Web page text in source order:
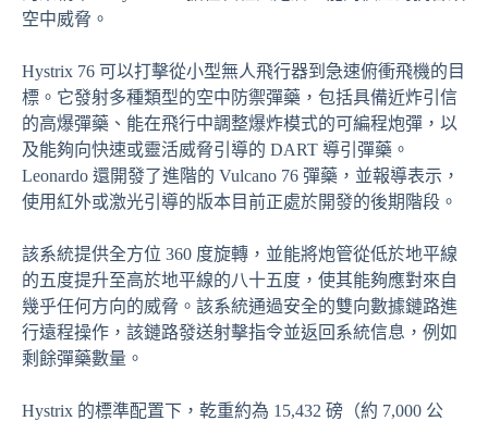
空中威脅。
Hystrix 76 可以打擊從小型無人飛行器到急速俯衝飛機的目
標。它發射多種類型的空中防禦彈藥，包括具備近炸引信
的高爆彈藥、能在飛行中調整爆炸模式的可編程炮彈，以
及能夠向快速或靈活威脅引導的 DART 導引彈藥。
Leonardo 還開發了進階的 Vulcano 76 彈藥，並報導表示，
使用紅外或激光引導的版本目前正處於開發的後期階段。
該系統提供全方位 360 度旋轉，並能將炮管從低於地平線
的五度提升至高於地平線的八十五度，使其能夠應對來自
幾乎任何方向的威脅。該系統通過安全的雙向數據鏈路進
行遠程操作，該鏈路發送射擊指令並返回系統信息，例如
剩餘彈藥數量。
Hystrix 的標準配置下，乾重約為 15,432 磅（約 7,000 公